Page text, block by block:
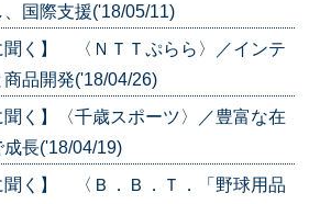
国際支援('18/05/11)
聞く】 〈ＮＴＴぷらら〉／インテ
品開発('18/04/26)
聞く】〈千歳スポーツ〉／豊富な在
長('18/04/19)
聞く】 〈Ｂ．Ｂ．Ｔ．「野球用品